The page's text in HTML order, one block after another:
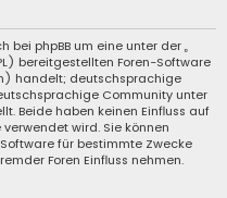
bei phpBB um eine unter der „
bereitgestellten Foren-Software
handelt; deutschsprachige
Community unter
Beide haben keinen Einfluss auf
wird. Sie können
für bestimmte Zwecke
Foren Einfluss nehmen.